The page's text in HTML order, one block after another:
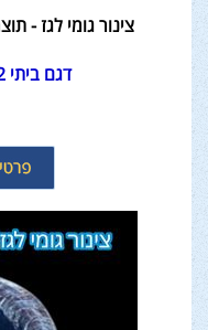
צינור גומי לגז -
דגם ביתי 2 בר - מכירה לפי מטר